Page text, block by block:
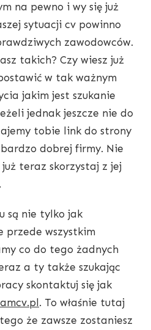
na pewno i wy się już
sytuacji cv powinno
zawodowców.
takich? Czy wiesz już
w tak ważnym
jakim jest szukanie
jednak jeszcze nie do
tobie link do strony
dobrej firmy. Nie
teraz skorzystaj z jej
są nie tylko jak
przede wszystkim
co do tego żadnych
a ty także szukając
skontaktuj się jak
. To właśnie tutaj
że zawsze zostaniesz